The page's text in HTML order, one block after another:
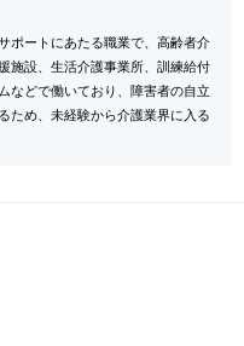
ポートにあたる職業で、高齢者介
施設、生活介護事業所、訓練給付
などで働いており、障害者の自立
ため、未経験から介護業界に入る